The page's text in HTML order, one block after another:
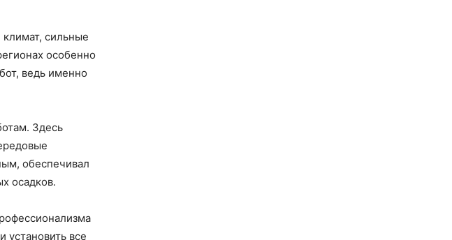
сильные
особенно
ведь именно
Здесь
обеспечивал
осадков.
установить все